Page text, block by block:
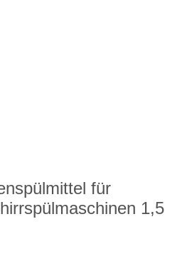
für
1,5